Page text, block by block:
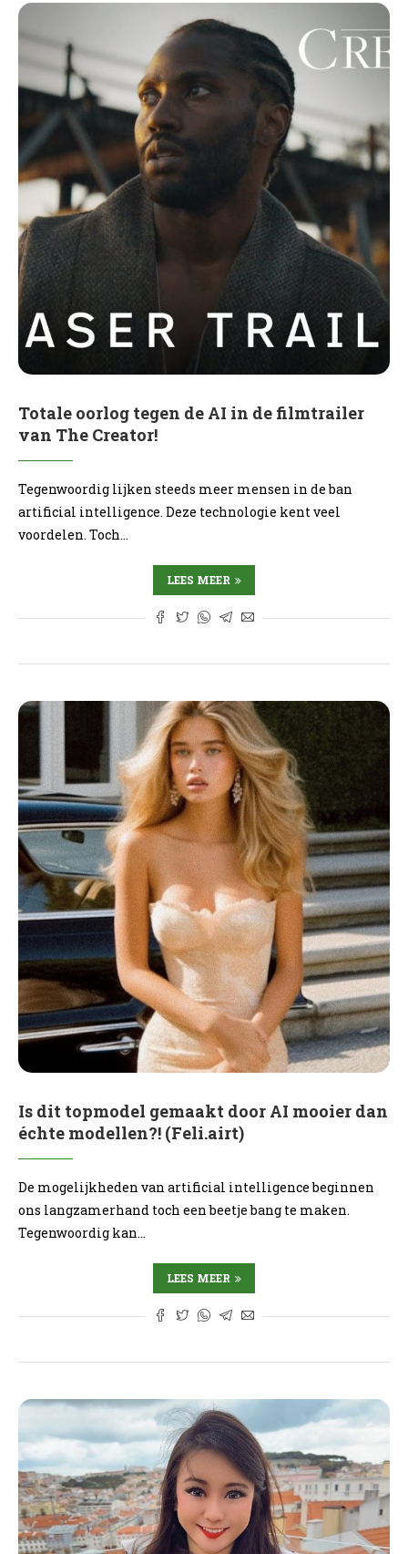
Totale oorlog tegen de AI in de filmtrailer
van The Creator!
Tegenwoordig lijken steeds meer mensen in de ban
artificial intelligence. Deze technologie kent veel
voordelen. Toch…
LEES MEER
Is dit topmodel gemaakt door AI mooier dan
échte modellen?! (Feli.airt)
De mogelijkheden van artificial intelligence beginnen
ons langzamerhand toch een beetje bang te maken.
Tegenwoordig kan…
LEES MEER